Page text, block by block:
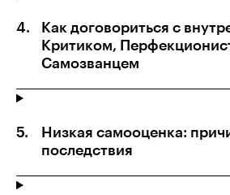
Как договориться с
Критиком,
Самозванцем
Низкая самооценка:
последствия